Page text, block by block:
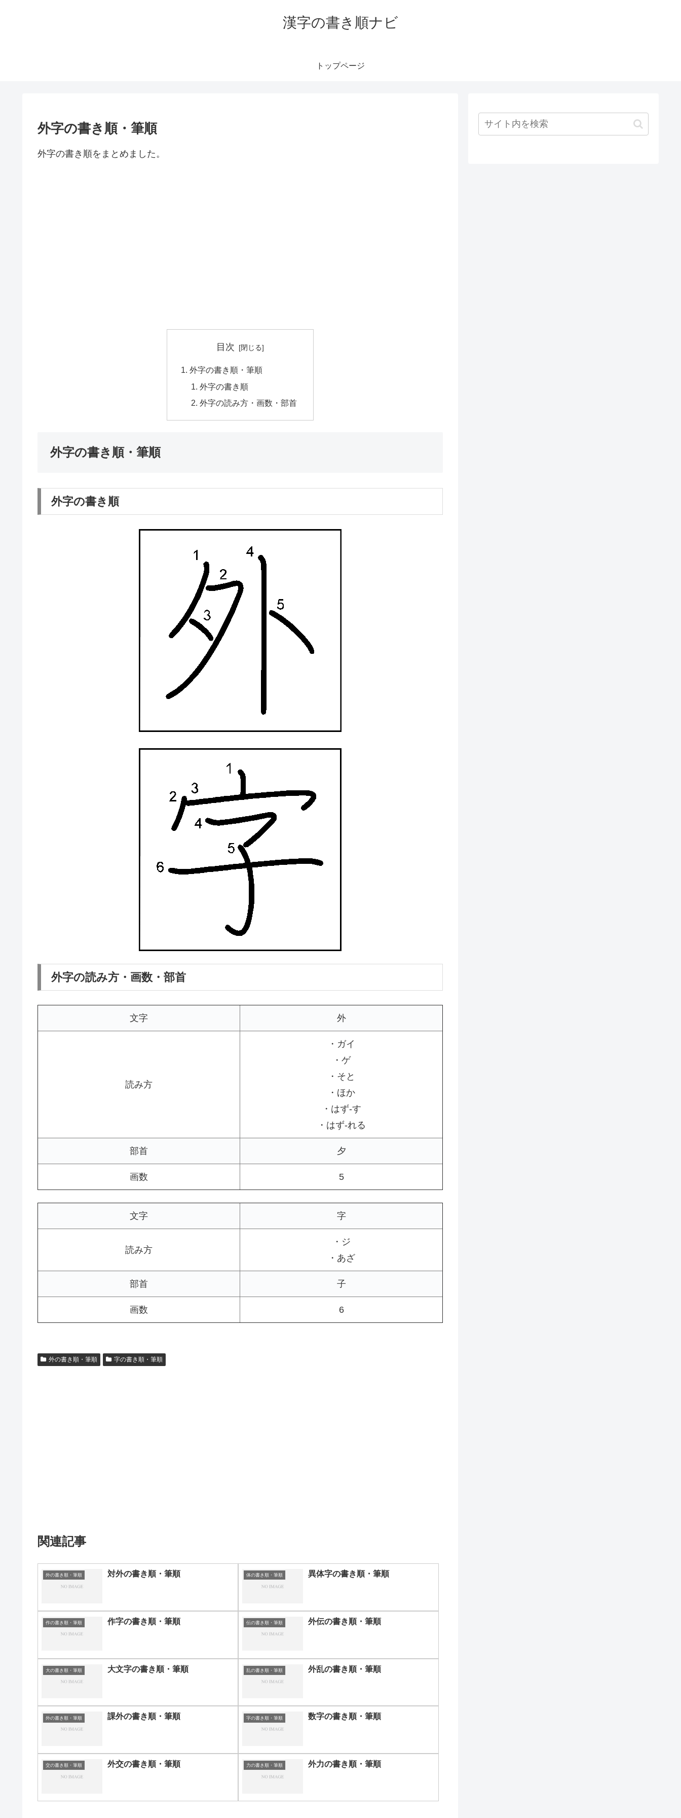
漢字の書き順ナビ
トップページ
外字の書き順・筆順
外字の書き順をまとめました。
目次
外字の書き順・筆順
外字の書き順
外字の読み方・画数・部首
外字の書き順・筆順
外字の書き順
外字の読み方・画数・部首
文字 外
読み方
・ガイ
・ゲ
・そと
・ほか
・はず-す
・はず-れる
部首 夕
画数 5
文字 字
読み方
・ジ
・あざ
部首 子
画数 6
外の書き順・筆順 字の書き順・筆順
関連記事
外の書き順・筆順 対外の書き順・筆順 体の書き順・筆順 異体字の書き順・筆順
作の書き順・筆順 作字の書き順・筆順 伝の書き順・筆順 外伝の書き順・筆順
大の書き順・筆順 大文字の書き順・筆順 乱の書き順・筆順 外乱の書き順・筆順
外の書き順・筆順 課外の書き順・筆順 字の書き順・筆順 数字の書き順・筆順
交の書き順・筆順 外交の書き順・筆順 力の書き順・筆順 外力の書き順・筆順